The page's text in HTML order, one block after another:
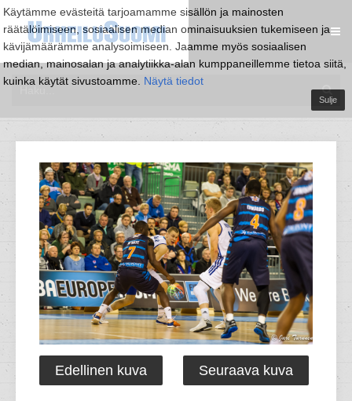
Käytämme evästeitä tarjoamamme sisällön ja mainosten
räätälöimiseen, sosiaalisen median ominaisuuksien tukemiseen ja
kävijämäärämme analysoimiseen. Jaamme myös sosiaalisen
median, mainosalan ja analytiikka-alan kumppaneillemme tietoa siitä,
kuinka käytät sivustoamme. Näytä tiedot
Sulje
Edellinen kuva Seuraava kuva